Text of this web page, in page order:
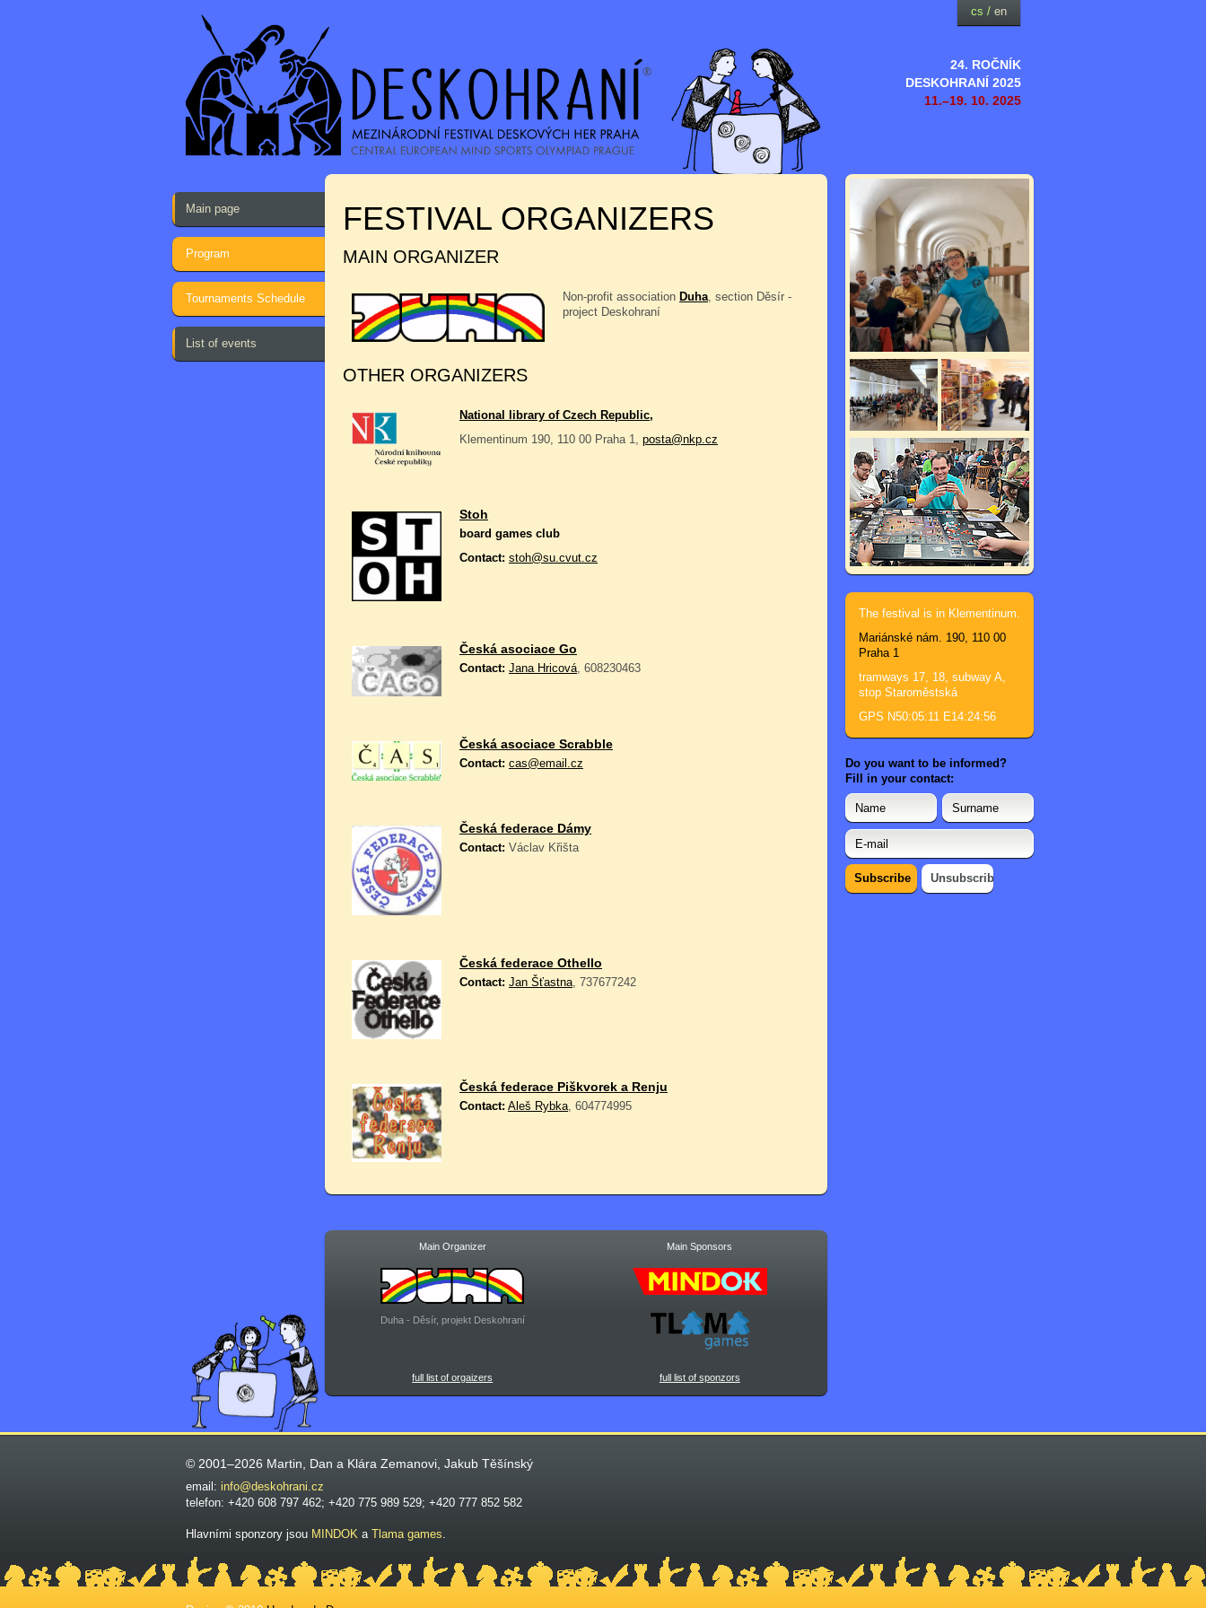
24. ROČNÍK
DESKOHRANÍ 2025
11.–19. 10. 2025
cs / en
Main page
Program
Tournaments Schedule
List of events
FESTIVAL ORGANIZERS
MAIN ORGANIZER
Non-profit association Duha, section Děsír -
project Deskohraní
OTHER ORGANIZERS
National library of Czech Republic,
Klementinum 190, 110 00 Praha 1, posta@nkp.cz
Stoh
board games club
Contact: stoh@su.cvut.cz
Česká asociace Go
Contact: Jana Hricová , 608230463
Česká asociace Scrabble
Contact: cas@email.cz
Česká federace Dámy
Contact: Václav Křišta
Česká federace Othello
Contact: Jan Šťastna , 737677242
Česká federace Piškvorek a Renju
Contact: Aleš Rybka , 604774995
Main Organizer Main Sponsors
Duha - Děsír, projekt Deskohraní
full list of orgaizers full list of sponzors
The festival is in Klementinum.
Mariánské nám. 190, 110 00
Praha 1
tramways 17, 18, subway A,
stop Staroměstská
GPS N50:05:11 E14:24:56
Do you want to be informed?
Fill in your contact:
© 2001–2026 Martin, Dan a Klára Zemanovi, Jakub Těšínský
email: info@deskohrani.cz
telefon: +420 608 797 462; +420 775 989 529; +420 777 852 582
Hlavními sponzory jsou MINDOK a Tlama games